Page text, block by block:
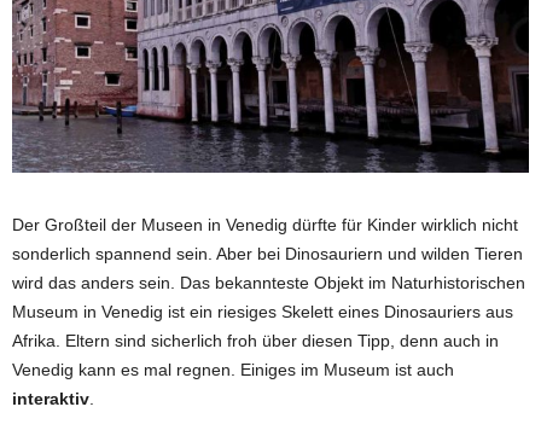
Der Großteil der Museen in Venedig dürfte für Kinder wirklich nicht
sonderlich spannend sein. Aber bei Dinosauriern und wilden Tieren
wird das anders sein. Das bekannteste Objekt im Naturhistorischen
Museum in Venedig ist ein riesiges Skelett eines Dinosauriers aus
Afrika. Eltern sind sicherlich froh über diesen Tipp, denn auch in
Venedig kann es mal regnen. Einiges im Museum ist auch
interaktiv.